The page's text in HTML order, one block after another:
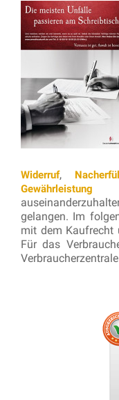
Widerruf,
gelangen. Im
mit dem Kaufrecht
Für das